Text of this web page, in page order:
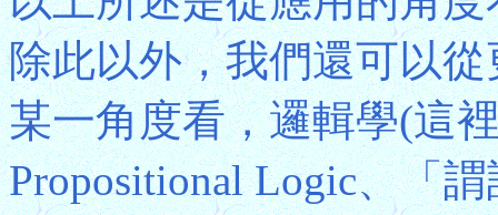
除此以外，我們還可以
某一角度看，邏輯學(這
Propositional Logic、「